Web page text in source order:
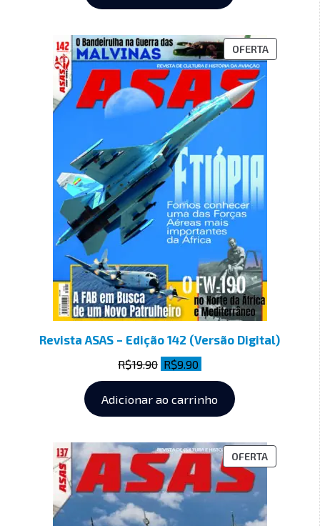
OFERTA
Revista ASAS – Edição 142 (Versão Digital)
R$19.90 R$9.90
Adicionar ao carrinho
OFERTA